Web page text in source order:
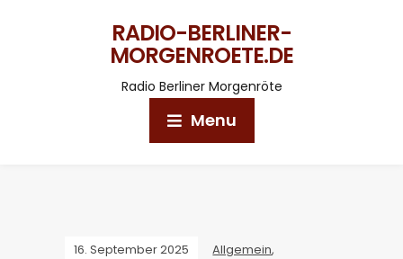
RADIO-BERLINER-
MORGENROETE.DE
Radio Berliner Morgenröte
Menu
16. September 2025 Allgemein,